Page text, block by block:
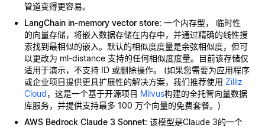
管道变得更容易。
LangChain in-memory vector store: 一个内存型， 临时性
的向量存储，将嵌入数据存储在内存中，并通过精确的线性搜
索找到最相似的嵌入。默认的相似度度量是余弦相似度，但可
以更改为 ml-distance 支持的任何相似度度量。目前该存储仅
适用于演示，不支持 ID 或删除操作。 (如果您需要为应用程序
或企业项目提供更具扩展性的解决方案，我们推荐使用 Zilliz
Cloud，这是一个基于开源项目 Milvus构建的全托管向量数据
库服务，并提供支持最多 100 万个向量的免费套餐。)
AWS Bedrock Claude 3 Sonnet: 该模型是Claude 3的一个